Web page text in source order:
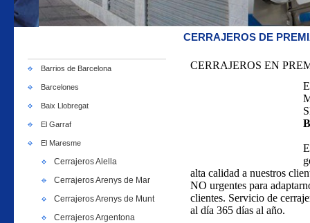
Barrios de Barcelona
Barcelones
Baix Llobregat
El Garraf
El Maresme
Cerrajeros Alella
Cerrajeros Arenys de Mar
Cerrajeros Arenys de Munt
Cerrajeros Argentona
CERRAJEROS DE
CERRAJEROS EN
alta calidad a nuestros
NO urgentes para
clientes. Servicio de
al día 365 días al año.